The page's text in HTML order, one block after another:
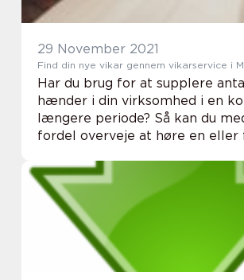
29 November 2021
Find din nye vikar gennem vikarservice i
Har du brug for at supplere
hænder i din virksomhed i en
længere periode? Så kan du
fordel overveje at høre en eller
Hvor kan jeg finde faglærte og
vikarer i M...